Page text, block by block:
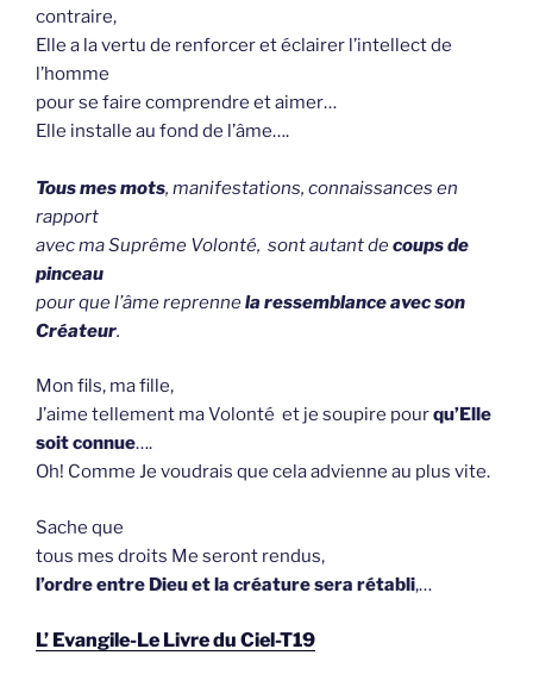
contraire,
Elle a la vertu de renforcer et éclairer l’intellect de
l’homme
pour se faire comprendre et aimer…
Elle installe au fond de l’âme….
Tous mes mots, manifestations, connaissances en
rapport
avec ma Suprême Volonté, sont autant decoups de
pinceau
pour que l’âme reprennela ressemblance avec son
Créateur.
Mon fils, ma fille,
J’aime tellement ma Volonté et je soupire pourqu’Elle
soit connue….
Oh! Comme Je voudrais que cela advienne au plus vite.
Sache que
tous mes droits Me seront rendus,
l’ordre entre Dieu et la créature sera rétabli,…
L’ Evangile-Le Livre du Ciel-T19